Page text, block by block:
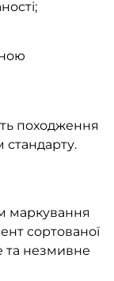
походження
стандарту.
маркування
сортованої
та незмивне